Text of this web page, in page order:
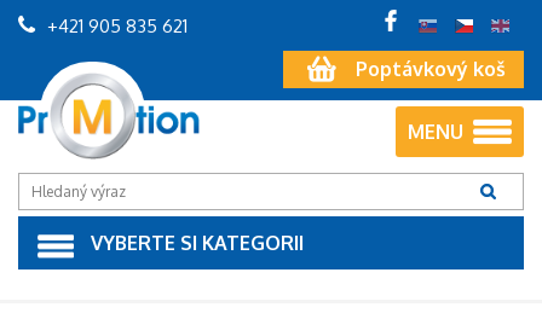
Poptávkový koš
+421 905 835 621
MENU
VYBERTE SI KATEGORII